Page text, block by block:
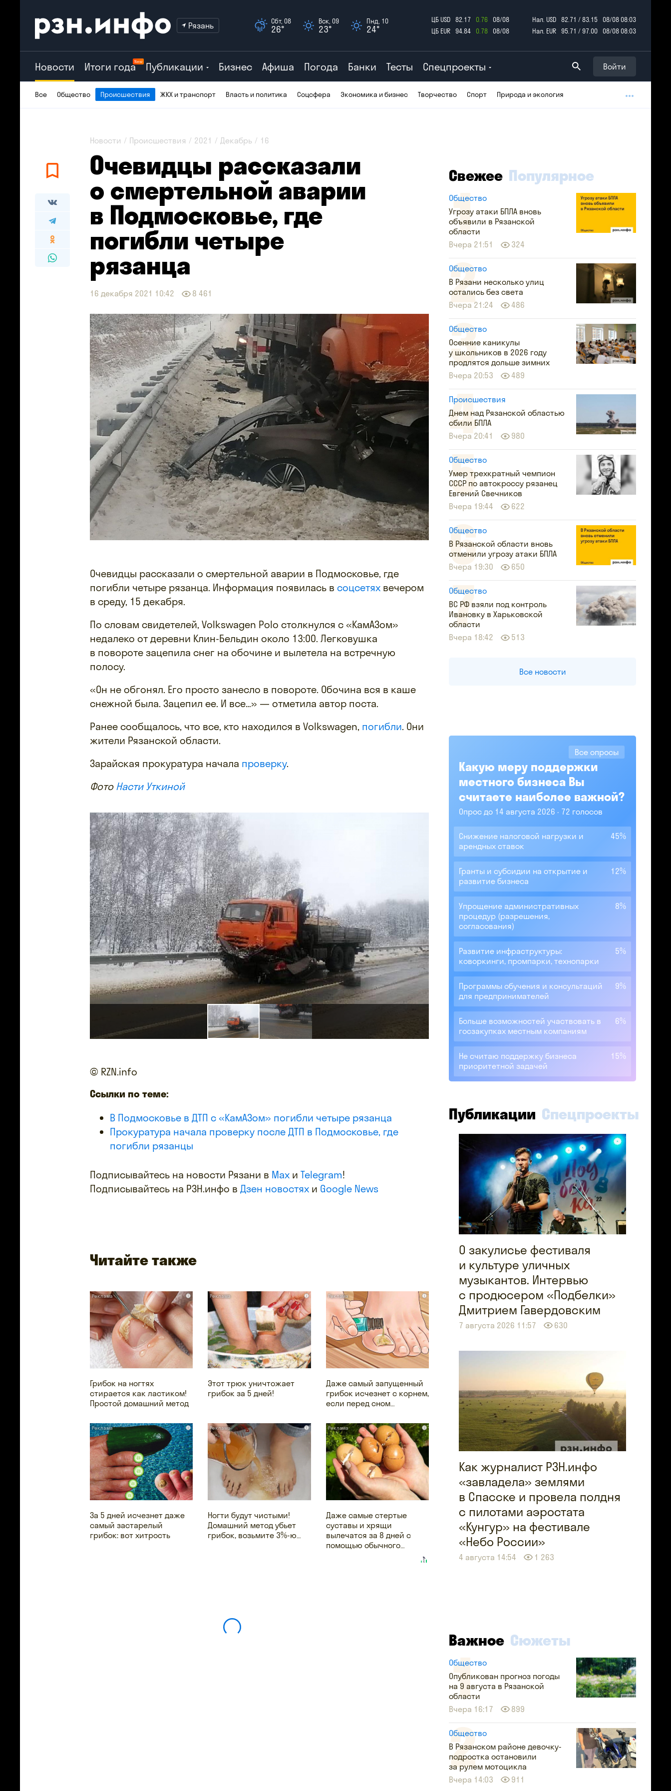
Рязань Сбт, 08
26°
Вск, 09
23°
Пнд, 10
24°
ЦБ USD 82.17 0.76
08/08
ЦБ EUR
94.84 0.78 08/08
Нал. USD 82.71 / 83.15
08/08 08:03
Нал. EUR
95.71 / 97.00 08/08 08:03
Новости Итоги годаNew Публикации Бизнес Афиша Погода Банки Тесты Спецпроекты Войти
Все Общество Происшествия ЖКХ и транспорт Власть и политика Соцсфера Экономика и бизнес Творчество Спорт Природа и экология
Новости Происшествия 2021 Декабрь 16
Очевидцы рассказали
о смертельной аварии
в Подмосковье, где
погибли четыре
рязанца
16 декабря 2021 10:42 8 461
Очевидцы рассказали о смертельной аварии в Подмосковье, где
погибли четыре рязанца. Информация появилась в соцсетях вечером
в среду, 15 декабря.
По словам свидетелей, Volkswagen Polo столкнулся с «КамАЗом»
недалеко от деревни Клин-Бельдин около 13:00. Легковушка
в повороте зацепила снег на обочине и вылетела на встречную
полосу.
«Он не обгонял. Его просто занесло в повороте. Обочина вся в каше
снежной была. Зацепил ее. И все…» — отметила автор поста.
Ранее сообщалось, что все, кто находился в Volkswagen, погибли. Они
жители Рязанской области.
Зарайская прокуратура начала проверку.
Фото Насти Уткиной
© RZN.info
Ссылки по теме:
В Подмосковье в ДТП с «КамАЗом» погибли четыре рязанца
Прокуратура начала проверку после ДТП в Подмосковье, где
погибли рязанцы
Подписывайтесь на новости Рязани в Max и Telegram!
Подписывайтесь на РЗН.инфо в Дзен новостях и Google News
Читайте также
i
Грибок на ногтях
стирается как ластиком!
Простой домашний метод
i
Этот трюк уничтожает
грибок за 5 дней!
i
Даже самый запущенный
грибок исчезнет с корнем,
если перед сном…
i
За 5 дней исчезнет даже
самый застарелый
грибок: вот хитрость
i
Ногти будут чистыми!
Домашний метод убьет
грибок, возьмите 3%-ю…
i
Даже самые стертые
суставы и хрящи
вылечатся за 8 дней с
помощью обычного…
Свежее Популярное
Общество
Угрозу атаки БПЛА вновь
объявили в Рязанской
области
Вчера 21:51
324
Общество
В Рязани несколько улиц
остались без света
Вчера 21:24
486
Общество
Осенние каникулы
у школьников в 2026 году
продлятся дольше зимних
Вчера 20:53
489
Происшествия
Днем над Рязанской областью
сбили БПЛА
Вчера 20:41
980
Общество
Умер трехкратный чемпион
СССР по автокроссу рязанец
Евгений Свечников
Вчера 19:44
622
Общество
В Рязанской области вновь
отменили угрозу атаки БПЛА
Вчера 19:30
650
Общество
ВС РФ взяли под контроль
Ивановку в Харьковской
области
Вчера 18:42
513
Все новости
Все опросы
Какую меру поддержки
местного бизнеса Вы
считаете наиболее важной?
Опрос до 14 августа 2026 72 голосов
Снижение налоговой нагрузки и
арендных ставок
45%
Гранты и субсидии на открытие и
развитие бизнеса
12%
Упрощение административных
процедур (разрешения,
согласования)
8%
Развитие инфраструктуры:
коворкинги, промпарки, технопарки
5%
Программы обучения и консультаций
для предпринимателей
9%
Больше возможностей участвовать в
госзакупках местным компаниям
6%
Не считаю поддержку бизнеса
приоритетной задачей
15%
Публикации Спецпроекты
О закулисье фестиваля
и культуре уличных
музыкантов. Интервью
с продюсером «Подбелки»
Дмитрием Гавердовским
7 августа 2026 11:57 630
Как журналист РЗН.инфо
«завладела» землями
в Спасске и провела полдня
с пилотами аэростата
«Кунгур» на фестивале
«Небо России»
4 августа 14:54 1 263
Важное Сюжеты
Общество
Опубликован прогноз погоды
на 9 августа в Рязанской
области
Вчера 16:17
899
Общество
В Рязанском районе девочку-
подростка остановили
за рулем мотоцикла
Вчера 14:03
911